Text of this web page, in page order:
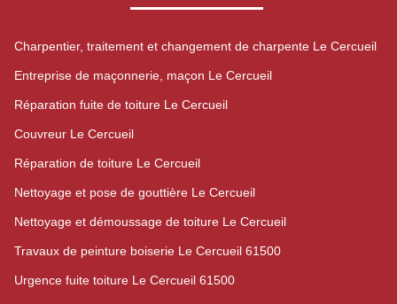
Charpentier, traitement et changement de charpente Le Cercueil
Entreprise de maçonnerie, maçon Le Cercueil
Réparation fuite de toiture Le Cercueil
Couvreur Le Cercueil
Réparation de toiture Le Cercueil
Nettoyage et pose de gouttière Le Cercueil
Nettoyage et démoussage de toiture Le Cercueil
Travaux de peinture boiserie Le Cercueil 61500
Urgence fuite toiture Le Cercueil 61500